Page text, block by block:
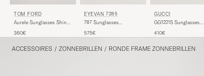
TOM FORD
Aurele Sunglasses Shiny
360€
EYEVAN 7285
787 Sunglasses
575€
GUCCI
GG1221S Sunglasses
410€
ACCESSOIRES / ZONNEBRILLEN / RONDE FRAME ZONNEBRILLEN